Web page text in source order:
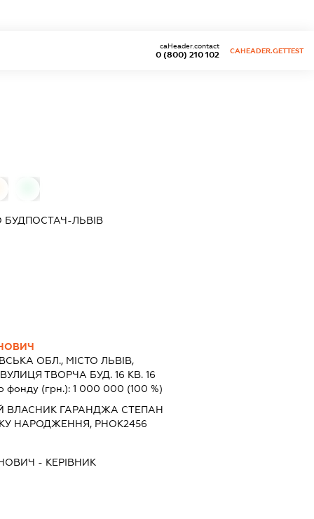
0 (800) 210 102
caHeader.contact
CAHEADER.GETTEST
БУДПОСТАЧ-ЛЬВІВ
ОБЛ., МІСТО ЛЬВІВ,
ТВОРЧА БУД. 16 КВ. 16
фонду (грн.): 1 000 000 (100 %)
ВЛАСНИК ГАРАНДЖА СТЕПАН
НАРОДЖЕННЯ, РНОК2456
- КЕРІВНИК